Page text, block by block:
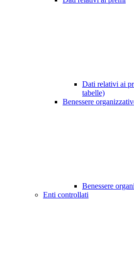
Dati relativi ai
tabelle)
Benessere
Benessere
Enti controllati